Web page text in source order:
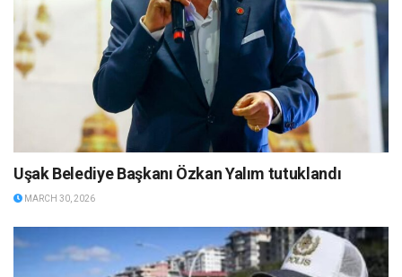
Uşak Belediye Başkanı Özkan Yalım tutuklandı
MARCH 30, 2026